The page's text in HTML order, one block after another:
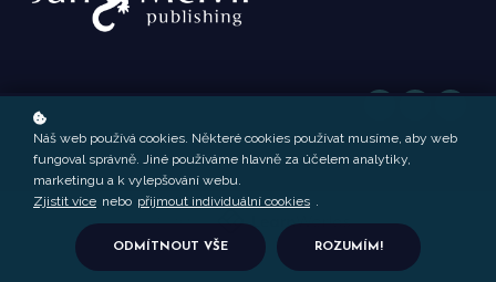
Vytvořeno s
Náš web používá cookies. Některé cookies používat musíme, aby web
fungoval správně. Jiné používáme hlavně za účelem analytiky,
marketingu a k vylepšování webu.
Zjistit více nebo přijmout individuální cookies .
ODMÍTNOUT VŠE ROZUMÍM!